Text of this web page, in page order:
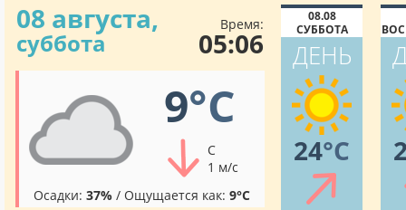
08 августа,
суббота
Время:
05:06
9°C
С
1 м/с
Осадки: 37% / Ощущается как: 9°C
08.08
СУББОТА
ДЕНЬ
24°C